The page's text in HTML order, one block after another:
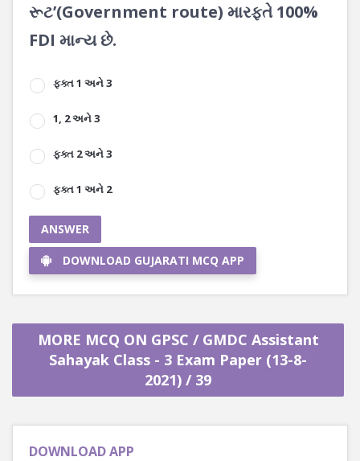
રૂટ’(Government route) મારફતે 100%
FDI માન્ય છે.
ફક્ત 1 અને 3
1, 2 અને 3
ફક્ત 2 અને 3
ફક્ત 1 અને 2
ANSWER
DOWNLOAD GUJARATI MCQ APP
MORE MCQ ON GPSC / GMDC Assistant
Sahayak Class - 3 Exam Paper (13-8-
2021) / 39
DOWNLOAD APP